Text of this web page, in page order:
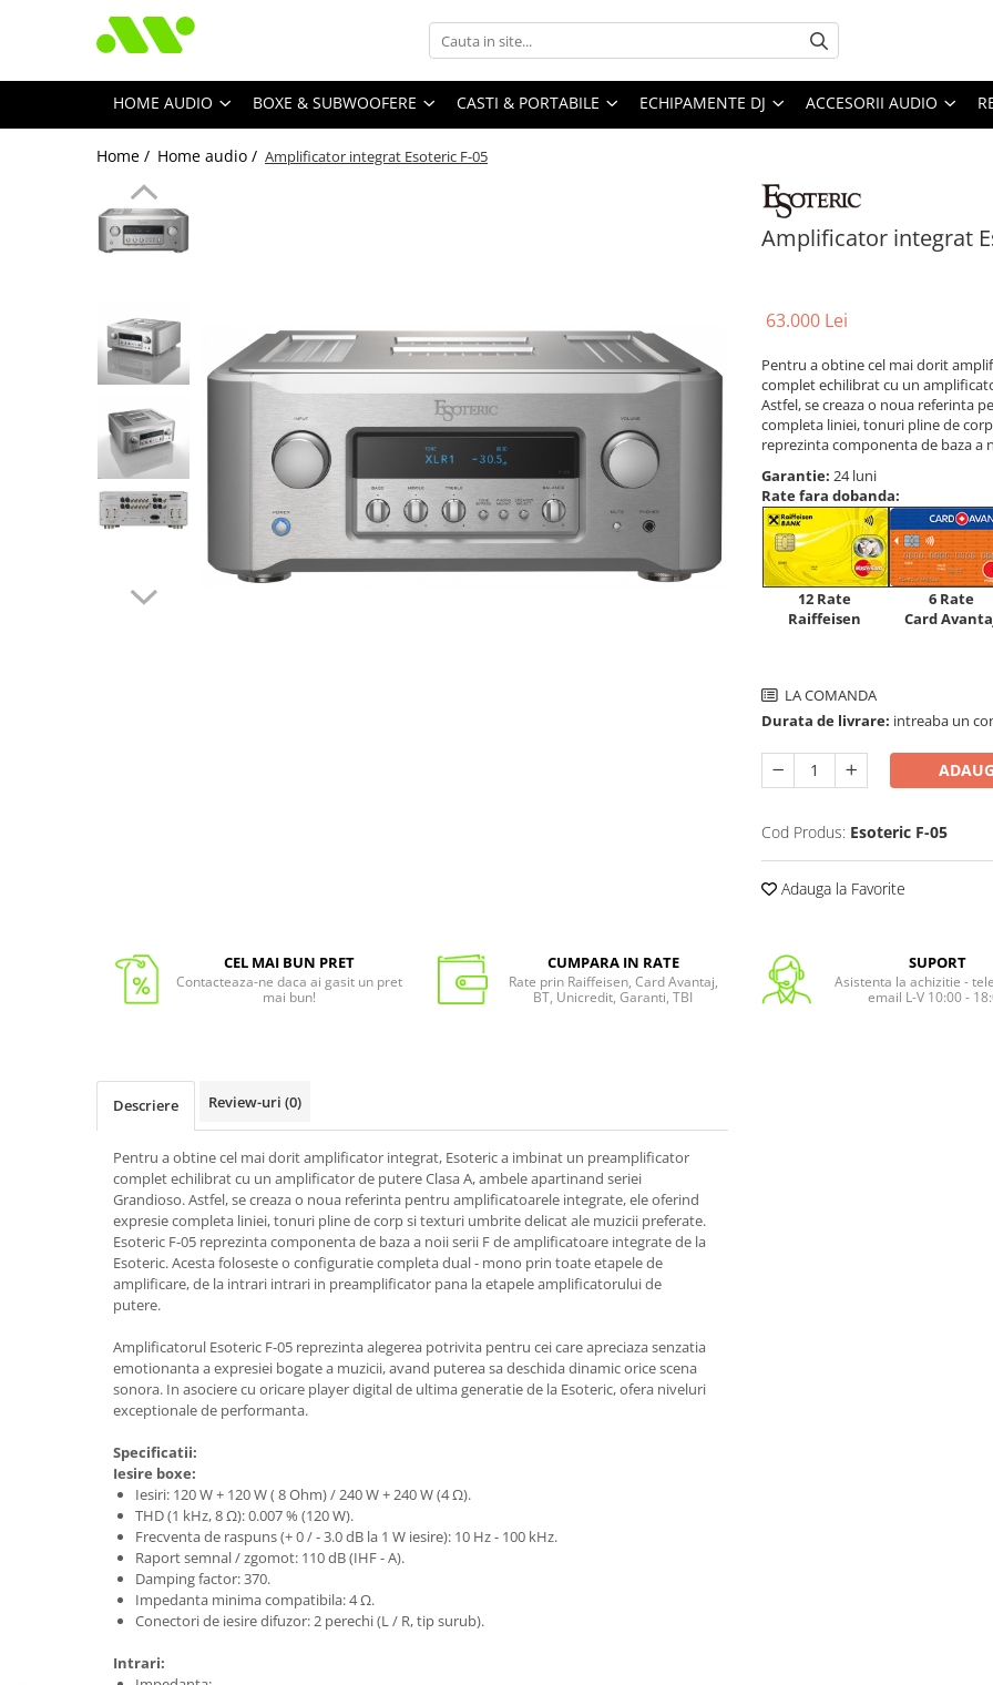
HOME AUDIO BOXE & SUBWOOFERE CASTI & PORTABILE ECHIPAMENTE DJ ACCESORII AUDIO
Home / Home audio / Amplificator integrat Esoteric F-05
Amplificator integrat
63.000 Lei
Pentru a obtine cel mai dorit
complet echilibrat cu un
Astfel, se creaza o noua referinta
completa liniei, tonuri pline de
reprezinta componenta de baza a
Garantie: 24 luni
Rate fara dobanda:
12 Rate
Raiffeisen
6 Rate
Card
LA COMANDA
Durata de livrare: intreaba un
Cod Produs: Esoteric F-05
Adauga la Favorite
CEL MAI BUN PRET
Contacteaza-ne daca ai gasit un pret
mai bun!
CUMPARA IN RATE
Rate prin Raiffeisen, Card Avantaj,
BT, Unicredit, Garanti, TBI
SUPORT
Asistenta la achizitie -
email L-V 10:00 -
Descriere Review-uri (0)
Pentru a obtine cel mai dorit amplificator integrat, Esoteric a imbinat un preamplificator
complet echilibrat cu un amplificator de putere Clasa A, ambele apartinand seriei
Grandioso. Astfel, se creaza o noua referinta pentru amplificatoarele integrate, ele oferind
expresie completa liniei, tonuri pline de corp si texturi umbrite delicat ale muzicii preferate.
Esoteric F-05 reprezinta componenta de baza a noii serii F de amplificatoare integrate de la
Esoteric. Acesta foloseste o configuratie completa dual - mono prin toate etapele de
amplificare, de la intrari intrari in preamplificator pana la etapele amplificatorului de
putere.
Amplificatorul Esoteric F-05 reprezinta alegerea potrivita pentru cei care apreciaza senzatia
emotionanta a expresiei bogate a muzicii, avand puterea sa deschida dinamic orice scena
sonora. In asociere cu oricare player digital de ultima generatie de la Esoteric, ofera niveluri
exceptionale de performanta.
Specificatii:
Iesire boxe:
Iesiri: 120 W + 120 W ( 8 Ohm) / 240 W + 240 W (4 Ω).
THD (1 kHz, 8 Ω): 0.007 % (120 W).
Frecventa de raspuns (+ 0 / - 3.0 dB la 1 W iesire): 10 Hz - 100 kHz.
Raport semnal / zgomot: 110 dB (IHF - A).
Damping factor: 370.
Impedanta minima compatibila: 4 Ω.
Conectori de iesire difuzor: 2 perechi (L / R, tip surub).
Intrari: